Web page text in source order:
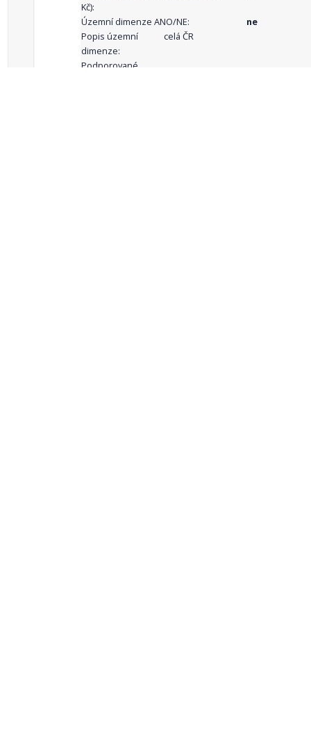
Kč):
Územní dimenze ANO/NE:
ne
Popis územní
dimenze:
celá ČR
Podporované